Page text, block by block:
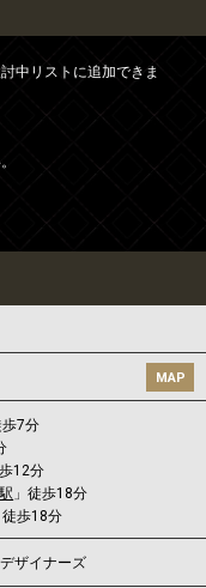
中リストに追加できま
MAP
歩7分
12分
」徒歩18分
徒歩18分
ザイナーズ